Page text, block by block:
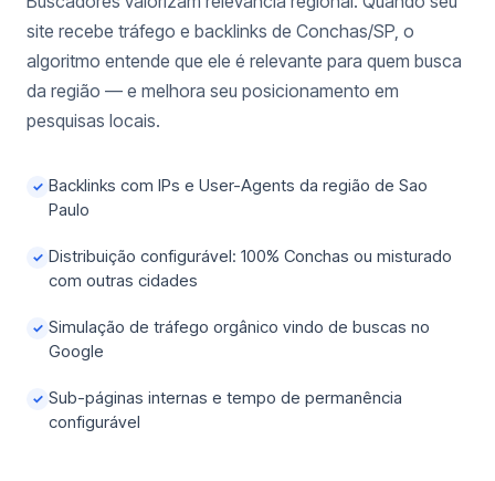
site recebe tráfego e backlinks de Conchas/SP, o
algoritmo entende que ele é relevante para quem busca
da região — e melhora seu posicionamento em
pesquisas locais.
✓ Backlinks com IPs e User-Agents da região de Sao
Paulo
✓ Distribuição configurável: 100% Conchas ou misturado
com outras cidades
✓ Simulação de tráfego orgânico vindo de buscas no
Google
✓ Sub-páginas internas e tempo de permanência
configurável